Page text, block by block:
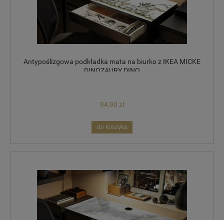
Antypoślizgowa podkładka mata na biurko z IKEA MICKE
DINOZAURY DINO
94,90 zł
do koszyka